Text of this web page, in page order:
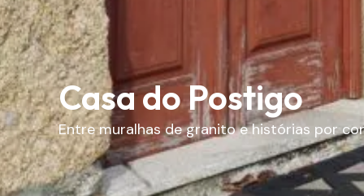
Casa do Postigo
Entre muralhas de granito e histórias por